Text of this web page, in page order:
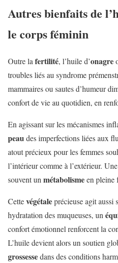
Autres bienfaits de
le corps féminin
Outre la fertilité, l’huile d’onagre
troubles liés au syndrome
mammaires ou sautes d’humeur
confort de vie au quotidien, en
En agissant sur les mécanismes
peaudes imperfections liées aux
atout précieux pour les femmes
l’intérieur comme à l’extérieur.
souvent un métabolismeen pleine
Cettevégétaleprécieuse agit aussi
hydratation des muqueuses, un
confort émotionnel renforcent la
L’huile devient alors un soutien
grossessedans des conditions